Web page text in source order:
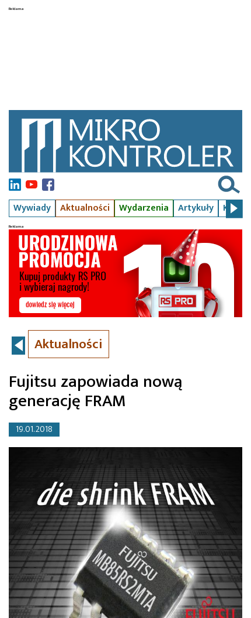
Wywiady Aktualności Wydarzenia Artykuły Kursy
Aktualności
Fujitsu zapowiada nową
generację FRAM
19.01.2018